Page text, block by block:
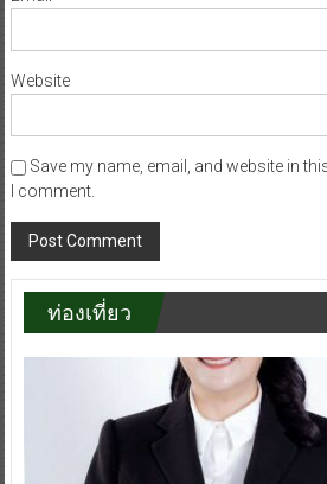
Website
Save my name, email, and website in
I comment.
ท่องเที่ยว